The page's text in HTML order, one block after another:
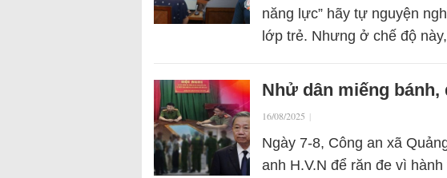
năng lực” hãy tự nguyện
lớp trẻ. Nhưng ở chế độ
Nhử dân miếng bánh,
16/08/2025 |
Ngày 7-8, Công an xã
anh H.V.N để răn đe vì